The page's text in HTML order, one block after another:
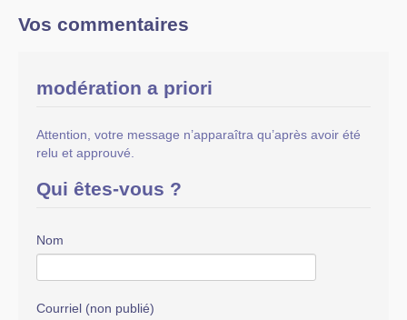
Vos commentaires
modération a priori
Attention, votre message n’apparaîtra qu’après avoir été
relu et approuvé.
Qui êtes-vous ?
Nom
Courriel (non publié)